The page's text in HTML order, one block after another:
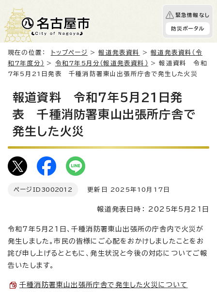
緊急情報なし
防災ポータル
現在の位置： トップページ >報道発表資料 >報道発表資料（令
和7年度分）
> 令和7年5月分（報道発表資料）
> 報道資料 令和
7年5月21日発表 千種消防署東山出張所庁舎で発生した火災
報道資料 令和7年5月21日発
表 千種消防署東山出張所庁舎で
発生した火災
ページID 3002012 更新日 2025年10月17日
報道発表日時： 2025年5月21日
令和7年5月21日、千種消防署東山出張所の庁舎内で火災が
発生しました。市民の皆様にご心配をおかけしましたことをお
詫び申し上げるとともに、発生状況と今後の対応についてご報
告いたします。
千種消防署東山出張所庁舎で発生した火災について